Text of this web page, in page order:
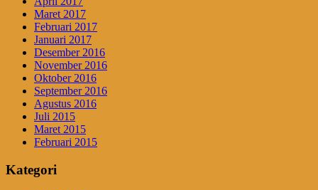
Maret 2017
Februari 2017
Januari 2017
Desember 2016
November 2016
Oktober 2016
September 2016
Agustus 2016
Juli 2015
Maret 2015
Februari 2015
Kategori